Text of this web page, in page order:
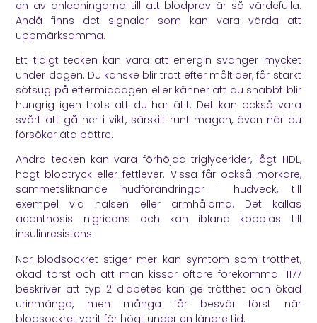
en av anledningarna till att blodprov är så värdefulla.
Ändå finns det signaler som kan vara värda att
uppmärksamma.
Ett tidigt tecken kan vara att energin svänger mycket
under dagen. Du kanske blir trött efter måltider, får starkt
sötsug på eftermiddagen eller känner att du snabbt blir
hungrig igen trots att du har ätit. Det kan också vara
svårt att gå ner i vikt, särskilt runt magen, även när du
försöker äta bättre.
Andra tecken kan vara förhöjda triglycerider, lågt HDL,
högt blodtryck eller fettlever. Vissa får också mörkare,
sammetsliknande hudförändringar i hudveck, till
exempel vid halsen eller armhålorna. Det kallas
acanthosis nigricans och kan ibland kopplas till
insulinresistens.
När blodsockret stiger mer kan symtom som trötthet,
ökad törst och att man kissar oftare förekomma. 1177
beskriver att typ 2 diabetes kan ge trötthet och ökad
urinmängd, men många får besvär först när
blodsockret varit för högt under en längre tid.